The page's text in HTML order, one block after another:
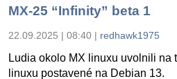
MX-25 “Infinity” beta 1
22.09.2025 | 08:40 | redhawk1975
Ludia okolo MX linuxu uvolnili na
linuxu postavené na Debian 13.